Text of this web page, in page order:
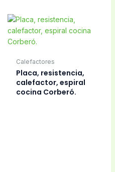
Calefactores
Placa, resistencia,
calefactor, espiral
cocina Corberó.